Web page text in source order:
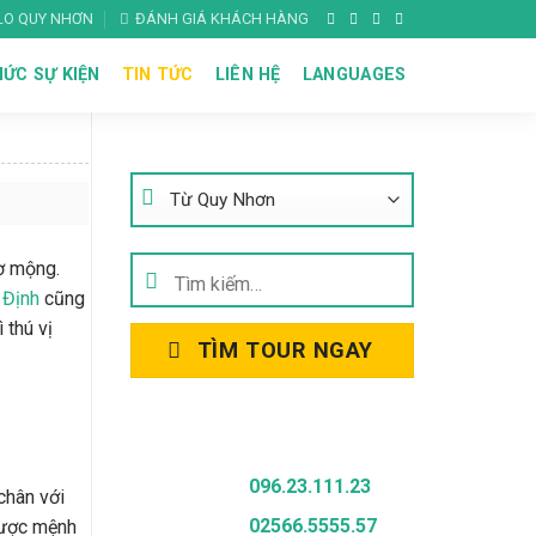
QUY NHƠN ĐÁNH GIÁ KHÁCH HÀNG
SỰ KIỆN TIN TỨC LIÊN HỆ LANGUAGES
mộng.
cũng
thú vị
với
mệnh
Tìm
kiếm:
TÌM TOUR NGAY
096.23.111.23
02566.5555.57